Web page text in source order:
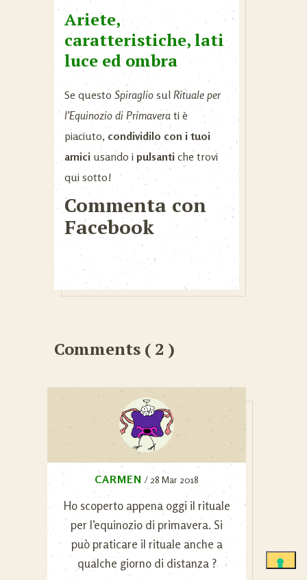
Ariete,
caratteristiche, lati
luce ed ombra
Se questo Spiraglio sul Rituale per
l’Equinozio di Primavera ti è
piaciuto, condividilo con i tuoi
amici usando i pulsanti che trovi
qui sotto!
Commenta con
Facebook
Comments ( 2 )
CARMEN / 28 Mar 2018
Ho scoperto appena oggi il rituale
per l’equinozio di primavera. Si
può praticare il rituale anche a
qualche giorno di distanza ?